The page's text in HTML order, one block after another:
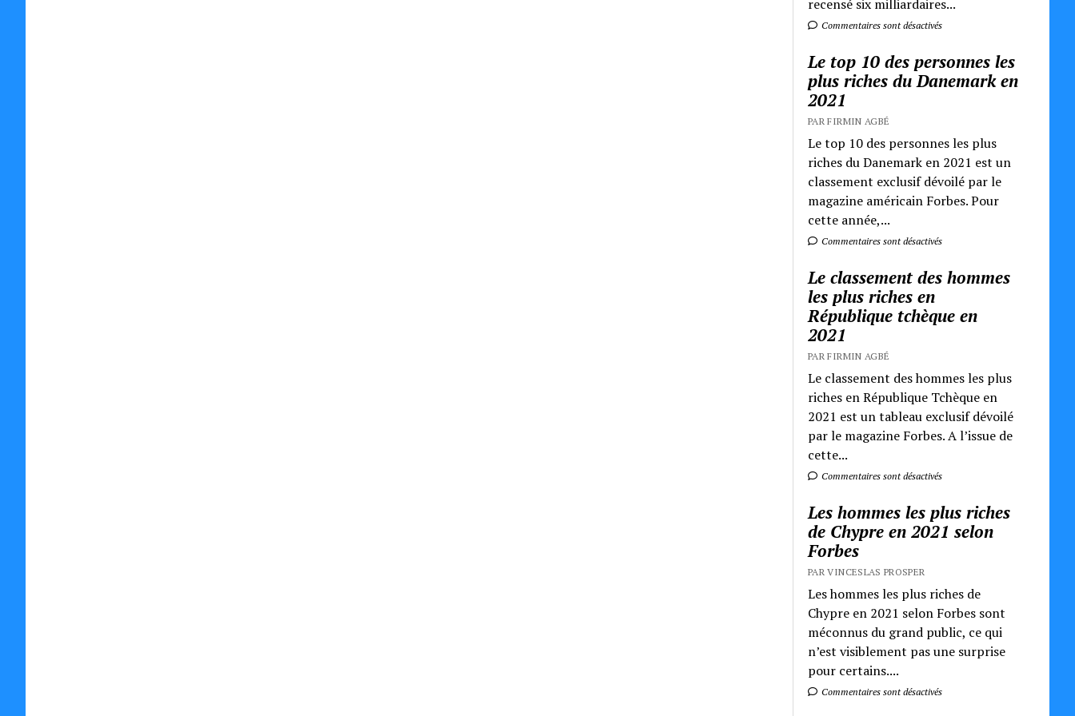
recensé six milliardaires...
Commentaires sont désactivés
Le top 10 des personnes les
plus riches du Danemark en
2021
PAR FIRMIN AGBÉ
Le top 10 des personnes les plus
riches du Danemark en 2021 est un
classement exclusif dévoilé par le
magazine américain Forbes. Pour
cette année,...
Commentaires sont désactivés
Le classement des hommes
les plus riches en
République tchèque en
2021
PAR FIRMIN AGBÉ
Le classement des hommes les plus
riches en République Tchèque en
2021 est un tableau exclusif dévoilé
par le magazine Forbes. A l’issue de
cette...
Commentaires sont désactivés
Les hommes les plus riches
de Chypre en 2021 selon
Forbes
PAR VINCESLAS PROSPER
Les hommes les plus riches de
Chypre en 2021 selon Forbes sont
méconnus du grand public, ce qui
n’est visiblement pas une surprise
pour certains....
Commentaires sont désactivés